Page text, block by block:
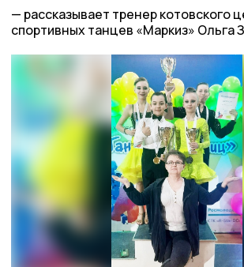
рассказывает тренер котовского
спортивных танцев «Маркиз» Ольга